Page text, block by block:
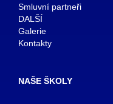
Smluvní partneři
DALŠÍ
Galerie
Kontakty
NAŠE ŠKOLY